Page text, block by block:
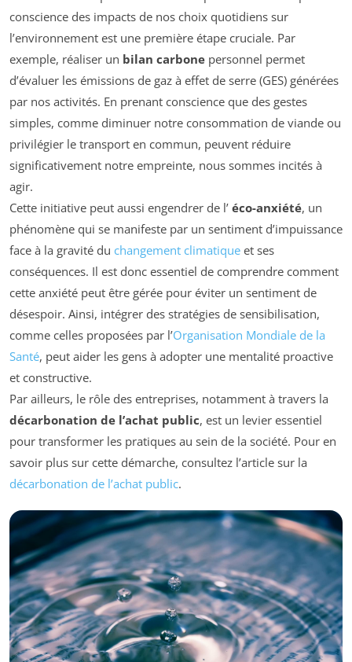
conscience des impacts de nos choix quotidiens sur
l’environnement est une première étape cruciale. Par
exemple, réaliser un bilan carbone personnel permet
d’évaluer les émissions de gaz à effet de serre (GES) générées
par nos activités. En prenant conscience que des gestes
simples, comme diminuer notre consommation de viande ou
privilégier le transport en commun, peuvent réduire
significativement notre empreinte, nous sommes incités à
agir.
Cette initiative peut aussi engendrer de l’ éco-anxiété, un
phénomène qui se manifeste par un sentiment d’impuissance
face à la gravité du changement climatique et ses
conséquences. Il est donc essentiel de comprendre comment
cette anxiété peut être gérée pour éviter un sentiment de
désespoir. Ainsi, intégrer des stratégies de sensibilisation,
comme celles proposées par l’Organisation Mondiale de la
Santé, peut aider les gens à adopter une mentalité proactive
et constructive.
Par ailleurs, le rôle des entreprises, notamment à travers la
décarbonation de l’achat public, est un levier essentiel
pour transformer les pratiques au sein de la société. Pour en
savoir plus sur cette démarche, consultez l’article sur la
décarbonation de l’achat public.